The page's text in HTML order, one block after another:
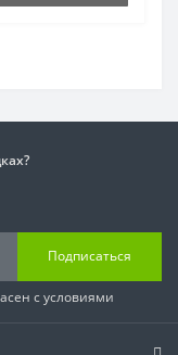
Подписаться
с условиями